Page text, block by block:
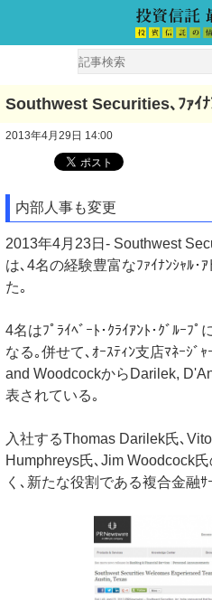
Southwest Securities､ﾌｧｲﾅ
2013年4月29日 14:00
内部人事も変更
2013年4月23日- Southwest
は､4名の経験豊富なﾌｧｲﾅﾝｼｬﾙ･
た｡
4名はﾌﾟﾗｲﾍﾞｰﾄ･ｸﾗｲｱﾝﾄ･ｸﾞﾙｰﾌﾟ
なる｡併せて､ｵｰｽﾃｨﾝ支店ﾏﾈｰｼﾞ
and WoodcockからDarilek,
表されている｡
入社するThomas Darilek氏､
Humphreys氏､Jim Woodcock
く､新たな役割である複合金融